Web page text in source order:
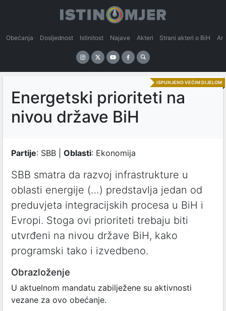
Obećanja Dosljednost Istinitost Najave Akteri Strani akteri o BiH
ISPUNJENO VEĆIM DIJELOM
Energetski prioriteti na
nivou države BiH
Partije: SBB | Oblasti: Ekonomija
SBB smatra da razvoj infrastrukture u
oblasti energije (…) predstavlja jedan od
preduvjeta integracijskih procesa u BiH i
Evropi. Stoga ovi prioriteti trebaju biti
utvrđeni na nivou države BiH, kako
programski tako i izvedbeno.
Obrazloženje
U aktuelnom mandatu zabilježene su aktivnosti
vezane za ovo obećanje.